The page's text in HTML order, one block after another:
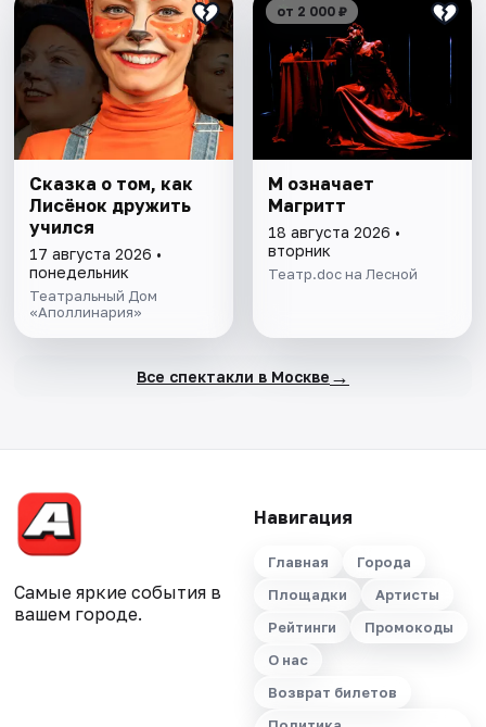
Сказка о том, как
Лисёнок дружить
учился
17 августа 2026 •
понедельник
Театральный Дом
«Аполлинария»
от 2 000 ₽
М означает
Магритт
18 августа 2026 •
вторник
Театр.doc на Лесной
Все спектакли в Москве →
Самые яркие события в
вашем городе.
Навигация
Главная
Города
Площадки
Артисты
Рейтинги
Промокоды
О нас
Возврат билетов